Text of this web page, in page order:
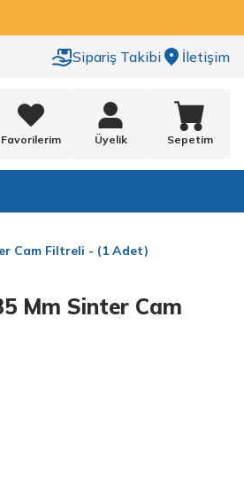
Sipariş Takibi İletişim
Favorilerim Üyelik Sepetim
Cam Filtreli - (1 Adet)
Mm Sinter Cam